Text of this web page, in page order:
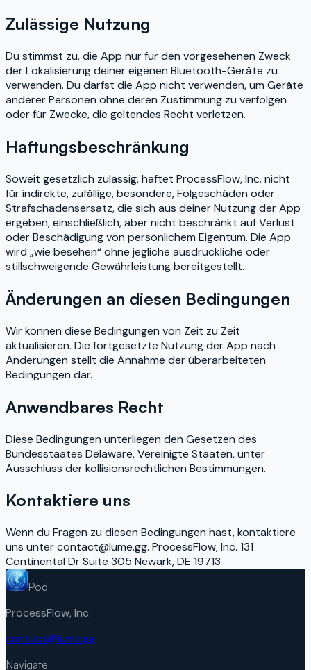
Zulässige Nutzung
Du stimmst zu, die App nur für den vorgesehenen Zweck
der Lokalisierung deiner eigenen Bluetooth-Geräte zu
verwenden. Du darfst die App nicht verwenden, um Geräte
anderer Personen ohne deren Zustimmung zu verfolgen
oder für Zwecke, die geltendes Recht verletzen.
Haftungsbeschränkung
Soweit gesetzlich zulässig, haftet ProcessFlow, Inc. nicht
für indirekte, zufällige, besondere, Folgeschäden oder
Strafschadensersatz, die sich aus deiner Nutzung der App
ergeben, einschließlich, aber nicht beschränkt auf Verlust
oder Beschädigung von persönlichem Eigentum. Die App
wird „wie besehen“ ohne jegliche ausdrückliche oder
stillschweigende Gewährleistung bereitgestellt.
Änderungen an diesen Bedingungen
Wir können diese Bedingungen von Zeit zu Zeit
aktualisieren. Die fortgesetzte Nutzung der App nach
Änderungen stellt die Annahme der überarbeiteten
Bedingungen dar.
Anwendbares Recht
Diese Bedingungen unterliegen den Gesetzen des
Bundesstaates Delaware, Vereinigte Staaten, unter
Ausschluss der kollisionsrechtlichen Bestimmungen.
Kontaktiere uns
Wenn du Fragen zu diesen Bedingungen hast, kontaktiere
uns unter contact@lume.gg. ProcessFlow, Inc. 131
Continental Dr Suite 305 Newark, DE 19713
Pod
ProcessFlow, Inc.
contact@lume.gg
Navigate